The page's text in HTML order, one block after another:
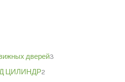
дверей3
ЦИЛИНДР2